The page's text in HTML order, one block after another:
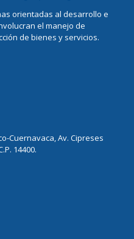
orientadas al desarrollo e
el manejo de
de bienes y servicios.
Cuernavaca, Av. Cipreses
14400.